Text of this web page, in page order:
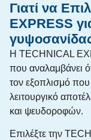
Γιατί να
EXPRESS
Η TECHNICAL
που αναλαμβάνει
τον εξοπλισμό που
λειτουργικό
και ψευδοροφών.
Επιλέξτε την